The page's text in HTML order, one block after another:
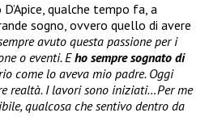
qualche tempo fa, a
sogno, ovvero quello di avere
avuto questa passione per i
o eventi. Eho sempre sognato di
come lo aveva mio padre. Oggi
realtà. I lavori sono iniziati…Per me
qualcosa che sentivo dentro da